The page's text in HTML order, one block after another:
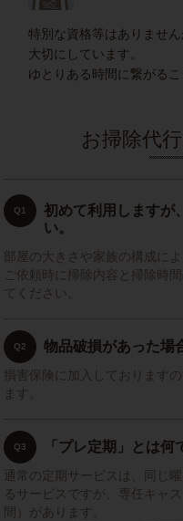
特別な資格等はありませ
大切にしています。
ゆとりある時間に繋がる
お掃除代
Q1
初めて利用しますが
い。
部屋の大きさや家族の構成に
ご依頼時に掃除内容と掃除時
てください。
Q2 物品破損があった場
損害保険に加入しております
ます。
Q3 「プレ定期」とは何
通常の定期サービスは、同じ
るサービスですが、専任キャ
間）があります。